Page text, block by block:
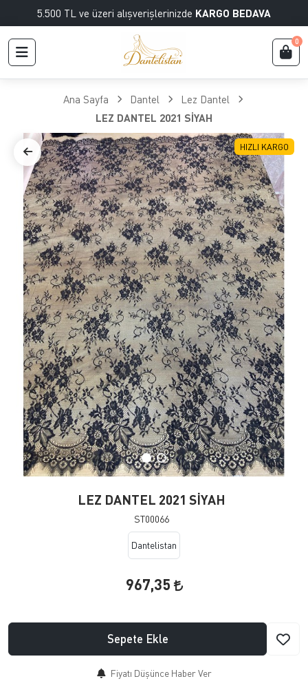
5.500 TL ve üzeri alışverişlerinizde KARGO BEDAVA
0
Ana Sayfa Dantel
Lez Dantel
LEZ DANTEL 2021 SİYAH
HIZLI KARGO
LEZ DANTEL 2021 SİYAH
ST00066
Dantelistan
967,35
Sepete Ekle
Fiyatı Düşünce Haber Ver